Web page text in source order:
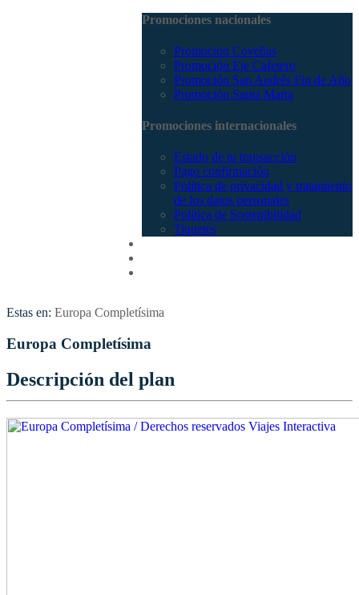
Promociones nacionales
Promocion Coveñas
Promoción Eje Cafetero
Promoción San Andrés Fin de Año
Promoción Santa Marta
Promociones internacionales
Estado de tu transacción
Pago confirmación
Política de privacidad y tratamiento
de los datos personales
Política de Sostenibilidad
Tiquetes
Estas en: Europa Completísima
Europa Completísima
Descripción del plan